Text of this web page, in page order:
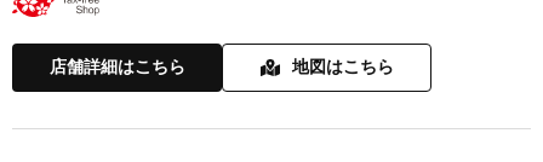
店舗詳細はこちら 地図はこちら